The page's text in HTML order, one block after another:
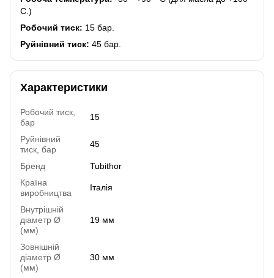
C.)
Робочий тиск: 15 бар.
Руйнівний тиск: 45 бар.
Характеристики
Робочий тиск,
бар
15
Руйнівний
тиск, бар
45
Бренд
Tubithor
Країна
виробництва
Італія
Внутрішній
діаметр Ø
(мм)
19 мм
Зовнішній
діаметр Ø
(мм)
30 мм